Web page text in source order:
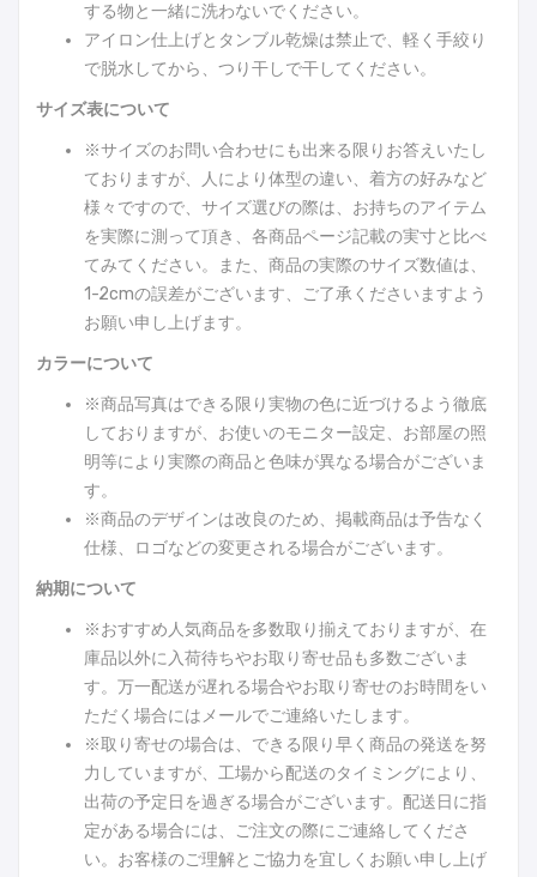
する物と一緒に洗わないでください。
アイロン仕上げとタンブル乾燥は禁止で、軽く手絞り
で脱水してから、つり干しで干してください。
サイズ表について
※サイズのお問い合わせにも出来る限りお答えいたし
ておりますが、人により体型の違い、着方の好みなど
様々ですので、サイズ選びの際は、お持ちのアイテム
を実際に測って頂き、各商品ページ記載の実寸と比べ
てみてください。また、商品の実際のサイズ数値は、
1-2cmの誤差がございます、ご了承くださいますよう
お願い申し上げます。
カラーについて
※商品写真はできる限り実物の色に近づけるよう徹底
しておりますが、お使いのモニター設定、お部屋の照
明等により実際の商品と色味が異なる場合がございま
す。
※商品のデザインは改良のため、掲載商品は予告なく
仕様、ロゴなどの変更される場合がございます。
納期について
※おすすめ人気商品を多数取り揃えておりますが、在
庫品以外に入荷待ちやお取り寄せ品も多数ございま
す。万一配送が遅れる場合やお取り寄せのお時間をい
ただく場合にはメールでご連絡いたします。
※取り寄せの場合は、できる限り早く商品の発送を努
力していますが、工場から配送のタイミングにより、
出荷の予定日を過ぎる場合がございます。配送日に指
定がある場合には、ご注文の際にご連絡してくださ
い。お客様のご理解とご協力を宜しくお願い申し上げ